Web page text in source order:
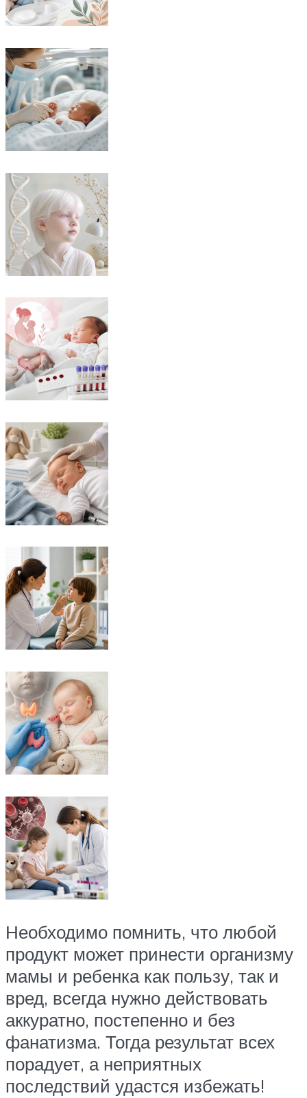
Необходимо помнить, что любой
продукт может принести организму
мамы и ребенка как пользу, так и
вред, всегда нужно действовать
аккуратно, постепенно и без
фанатизма. Тогда результат всех
порадует, а неприятных
последствий удастся избежать!